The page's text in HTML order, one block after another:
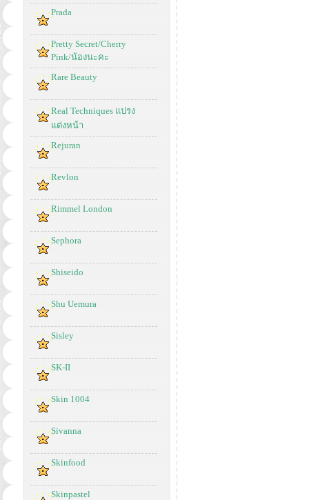
Prada
Pretty Secret/Cherry
Pink/น้องนะคะ
Rare Beauty
Real Techniques แปรง
แต่งหน้า
Rejuran
Revlon
Rimmel London
Sephora
Shiseido
Shu Uemura
Sisley
SK-II
Skin 1004
Sivanna
Skinfood
Skinpastel